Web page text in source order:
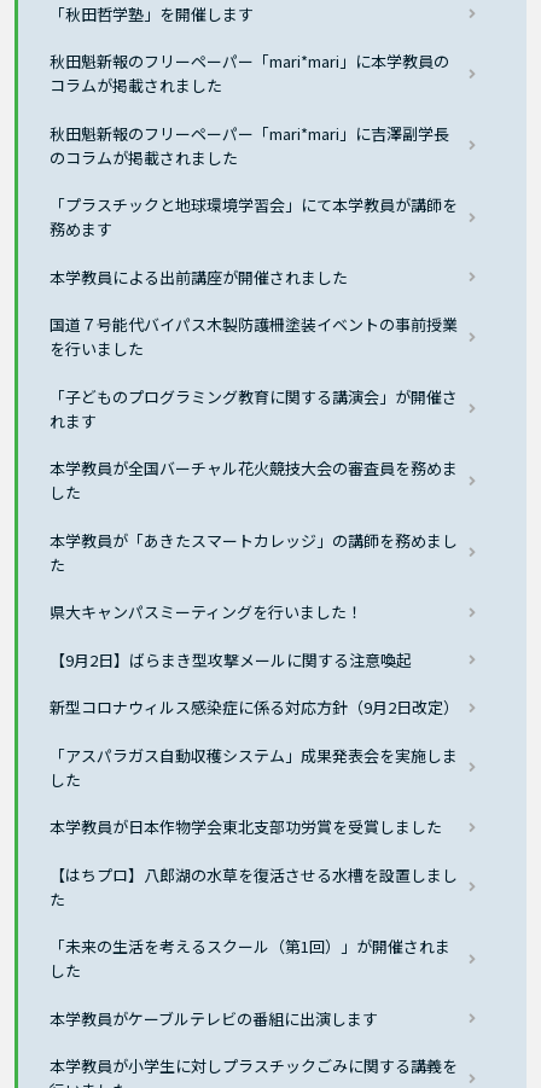
「秋田哲学塾」を開催します
秋田魁新報のフリーペーパー「mari*mari」に本学教員の
コラムが掲載されました
秋田魁新報のフリーペーパー「mari*mari」に吉澤副学長
のコラムが掲載されました
「プラスチックと地球環境学習会」にて本学教員が講師を
務めます
本学教員による出前講座が開催されました
国道７号能代バイパス木製防護柵塗装イベントの事前授業
を行いました
「子どものプログラミング教育に関する講演会」が開催さ
れます
本学教員が全国バーチャル花火競技大会の審査員を務めま
した
本学教員が「あきたスマートカレッジ」の講師を務めまし
た
県大キャンパスミーティングを行いました！
【9月2日】ばらまき型攻撃メールに関する注意喚起
新型コロナウィルス感染症に係る対応方針（9月2日改定）
「アスパラガス自動収穫システム」成果発表会を実施しま
した
本学教員が日本作物学会東北支部功労賞を受賞しました
【はちプロ】八郎湖の水草を復活させる水槽を設置しまし
た
「未来の生活を考えるスクール（第1回）」が開催されま
した
本学教員がケーブルテレビの番組に出演します
本学教員が小学生に対しプラスチックごみに関する講義を